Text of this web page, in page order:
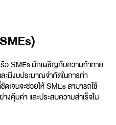
อ SMEs มักเผชิญกับความท้าทาย
ะมีงบประมาณจำกัดในการทำ
จนจะช่วยให้ SMEs สามารถใช้
คุ้มค่า และประสบความสำเร็จใน